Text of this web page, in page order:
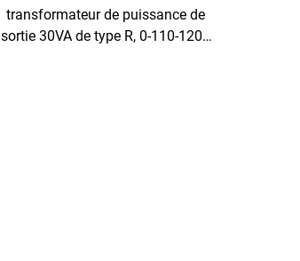
transformateur de puissance de
sortie 30VA de type R, 0-110-120V